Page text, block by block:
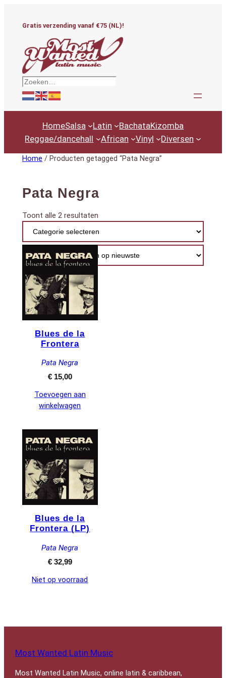
Gratis verzending vanaf €75 (NL)!
Zoeken
HomeSalsa Latin BachataKizomba
Reggae/dancehall
African Vinyl Diversen
Home / Producten getagged “Pata Negra”
Pata Negra
Toont alle 2 resultatenGesorteerd
nieuwste
Blues de la
Frontera
Pata Negra
€15,00
Toevoegen aan
winkelwagen
Blues de la
Frontera (LP)
Pata Negra
€32,99
Niet op voorraad
Most Wanted Latin Music
Most Wanted Latin Music, online latin & caribbean,